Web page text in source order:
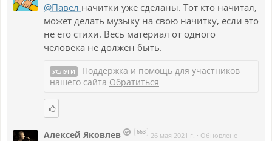
@Павел начитки уже сделаны. Тот кто начитал,
может делать музыку на свою начитку, если это
не его стихи. Весь материал от одного
человека не должен быть.
УСЛУГИ
Поддержка и помощь для участников
нашего сайта Обратиться
Алексей Яковлев 663 26 мая 2021 г. · Обновлено